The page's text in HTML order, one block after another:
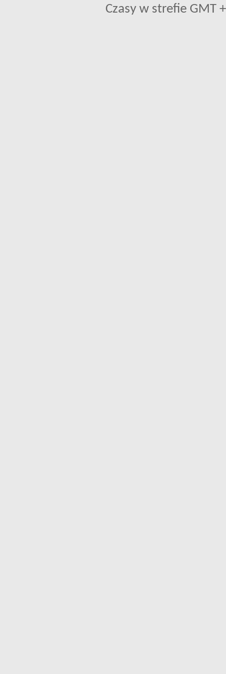
Czasy w strefie GMT